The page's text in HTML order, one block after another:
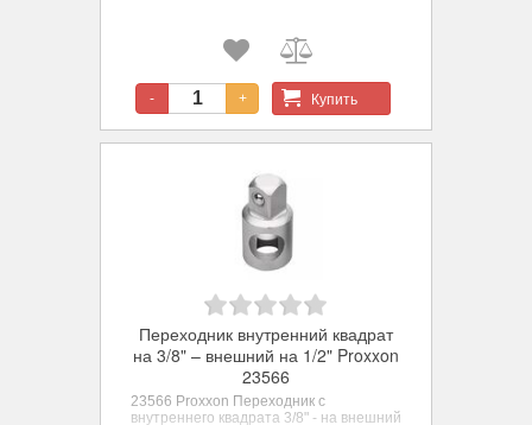
- + Купить
Переходник внутренний квадрат
на 3/8" – внешний на 1/2" Proxxon
23566
23566 Proxxon Переходник с
внутреннего квадрата 3/8" - на внешний